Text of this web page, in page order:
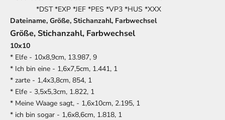
*DST *EXP *JEF *PES *VP3 *HUS *XXX
Dateiname, Größe, Stichanzahl, Farbwechsel
Größe, Stichanzahl, Farbwechsel
10x10
* Elfe - 10x8,9cm, 13.987, 9
* Ich bin eine - 1,6x7,5cm, 1.441, 1
* zarte - 1,4x3,8cm, 854, 1
* Elfe - 3,5x5,3cm, 1.822, 1
* Meine Waage sagt, - 1,6x10cm, 2.195, 1
* ich bin sogar - 1,6x8,6cm, 1.818, 1